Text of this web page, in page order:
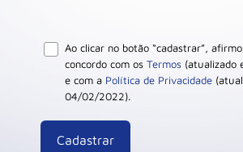
Ao clicar no botão “cadastrar”,
concordo com os Termos (atualizado
e com a Política de Privacidade
04/02/2022).